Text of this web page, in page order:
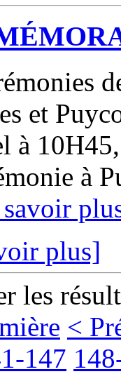
et
à
à
plus]
les
<
147